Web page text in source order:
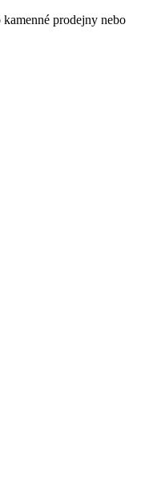
prodejny nebo